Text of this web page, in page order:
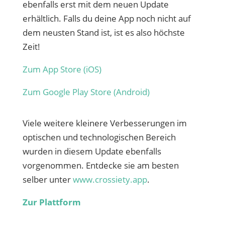
ebenfalls erst mit dem neuen Update
erhältlich. Falls du deine App noch nicht auf
dem neusten Stand ist, ist es also höchste
Zeit!
Zum App Store (iOS)
Zum Google Play Store (Android)
Viele weitere kleinere Verbesserungen im
optischen und technologischen Bereich
wurden in diesem Update ebenfalls
vorgenommen. Entdecke sie am besten
selber unterwww.crossiety.app.
Zur Plattform